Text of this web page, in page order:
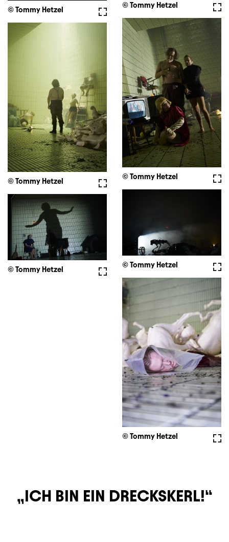
© Tommy Hetzel
Fullscreen
© Tommy Hetzel
© Tommy Hetzel
Fullscreen
© Tommy Hetzel
© Tommy Hetzel
Fullscreen
© Tommy Hetzel
© Tommy Hetzel
ICH BIN EIN DRECKSKERL!